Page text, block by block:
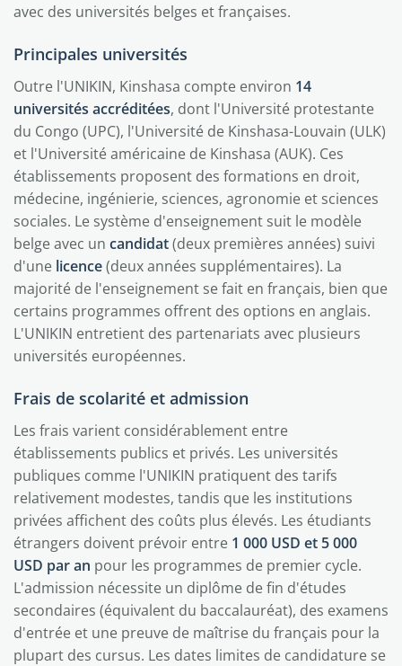
avec des universités belges et françaises.
Principales universités
Outre l'UNIKIN, Kinshasa compte environ 14
universités accréditées, dont l'Université protestante
du Congo (UPC), l'Université de Kinshasa-Louvain (ULK)
et l'Université américaine de Kinshasa (AUK). Ces
établissements proposent des formations en droit,
médecine, ingénierie, sciences, agronomie et sciences
sociales. Le système d'enseignement suit le modèle
belge avec un candidat(deux premières années) suivi
d'une licence(deux années supplémentaires). La
majorité de l'enseignement se fait en français, bien que
certains programmes offrent des options en anglais.
L'UNIKIN entretient des partenariats avec plusieurs
universités européennes.
Frais de scolarité et admission
Les frais varient considérablement entre
établissements publics et privés. Les universités
publiques comme l'UNIKIN pratiquent des tarifs
relativement modestes, tandis que les institutions
privées affichent des coûts plus élevés. Les étudiants
étrangers doivent prévoir entre 1 000 USD et 5 000
USD par an pour les programmes de premier cycle.
L'admission nécessite un diplôme de fin d'études
secondaires (équivalent du baccalauréat), des examens
d'entrée et une preuve de maîtrise du français pour la
plupart des cursus. Les dates limites de candidature se